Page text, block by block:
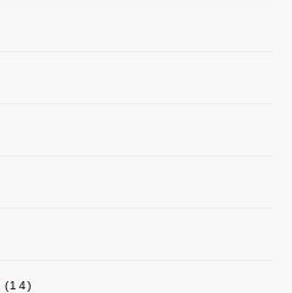
(14)